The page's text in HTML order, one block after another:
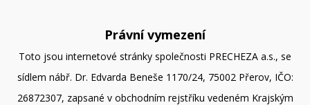
Právní vymezení
Toto jsou internetové stránky společnosti PRECHEZA a.s., se
sídlem nábř. Dr. Edvarda Beneše 1170/24, 75002 Přerov, IČO:
26872307, zapsané v obchodním rejstříku vedeném Krajským